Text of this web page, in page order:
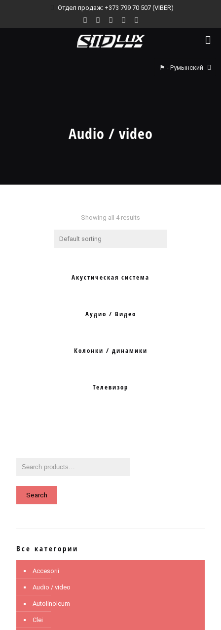
Отдел продаж: +373 799 70 507 (VIBER)
⚑ - Румынский
Audio / video
Showing all 4 results
Акустическая система
Аудио / Видео
Колонки / динамики
Телевизор
Search
Все категории
Accesorii
Audio / video
Autolinoleum
Clei